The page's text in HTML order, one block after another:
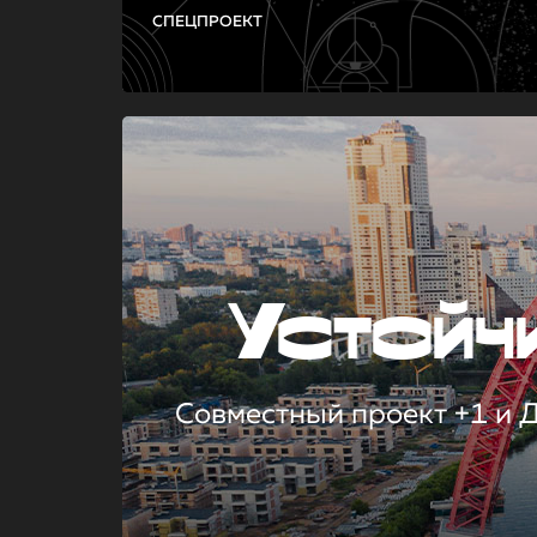
СПЕЦПРОЕКТ
Совместный проект +1 и